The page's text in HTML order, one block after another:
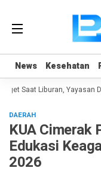
News Kesehatan
News Kesehatan
Saat Liburan, Yayasan
DAERAH
KUA Cimerak
Edukasi
2026